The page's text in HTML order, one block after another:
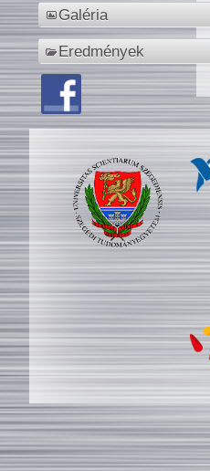
Galéria
Eredmények